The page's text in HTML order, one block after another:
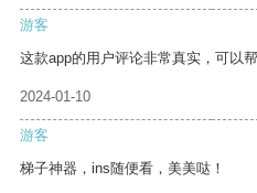
游客
这款app的用户评论非常真实，可以
2024-01-10
游客
梯子神器，ins随便看，美美哒！